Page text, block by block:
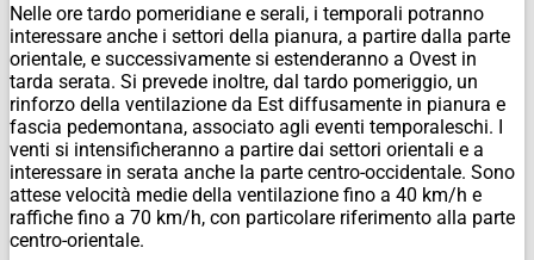
Nelle ore tardo pomeridiane e serali, i temporali potranno
interessare anche i settori della pianura, a partire dalla parte
orientale, e successivamente si estenderanno a Ovest in
tarda serata. Si prevede inoltre, dal tardo pomeriggio, un
rinforzo della ventilazione da Est diffusamente in pianura e
fascia pedemontana, associato agli eventi temporaleschi. I
venti si intensificheranno a partire dai settori orientali e a
interessare in serata anche la parte centro-occidentale. Sono
attese velocità medie della ventilazione fino a 40 km/h e
raffiche fino a 70 km/h, con particolare riferimento alla parte
centro-orientale.